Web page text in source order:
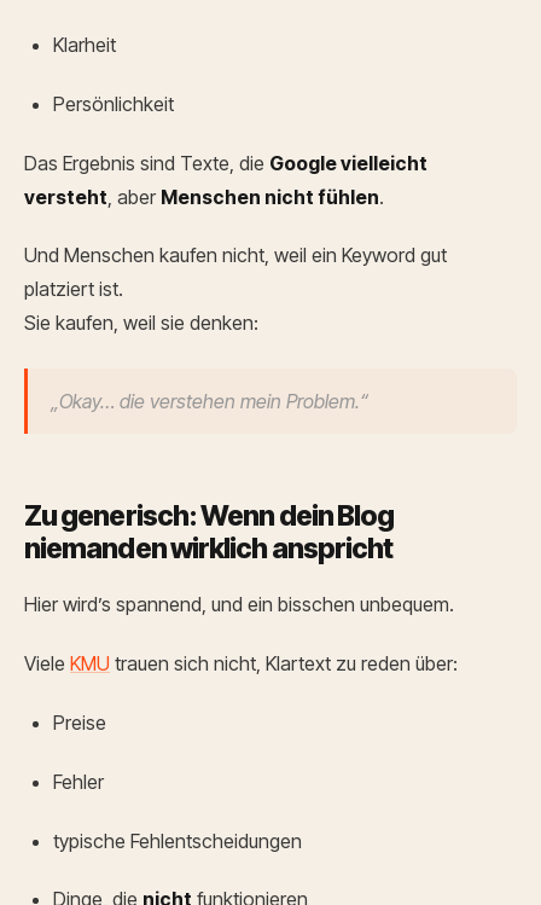
Klarheit
Persönlichkeit
Das Ergebnis sind Texte, die Google vielleicht
versteht , aber Menschen nicht fühlen.
Und Menschen kaufen nicht, weil ein Keyword gut
platziert ist.
Sie kaufen, weil sie denken:
„Okay… die verstehen mein Problem.“
Zu generisch: Wenn dein Blog
niemanden wirklich anspricht
Hier wird’s spannend, und ein bisschen unbequem.
Viele KMU trauen sich nicht, Klartext zu reden über:
Preise
Fehler
typische Fehlentscheidungen
Dinge, die nicht funktionieren